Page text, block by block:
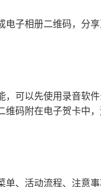
电子相册二维码，分
，可以先使用录音软
维码附在电子贺卡中
单、活动流程、注意